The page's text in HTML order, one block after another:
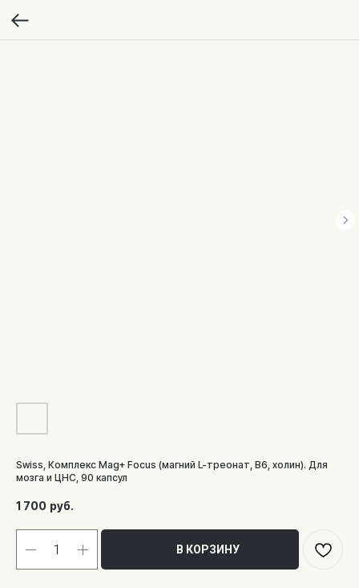
Swiss, Комплекс Mag+ Focus (магний L-треонат, В6, холин). Для
мозга и ЦНС, 90 капсул
1 700 руб.
В КОРЗИНУ